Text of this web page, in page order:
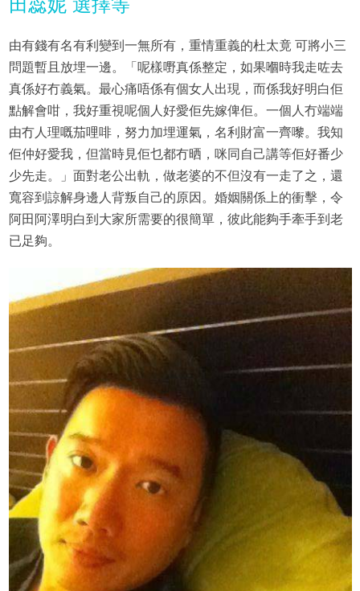
田蕊妮 選擇等
由有錢有名有利變到一無所有，重情重義的杜太竟 可將小三
問題暫且放埋一邊。「呢樣嘢真係整定，如果嗰時我走咗去
真係好冇義氣。最心痛唔係有個女人出現，而係我好明白佢
點解會咁，我好重視呢個人好愛佢先嫁俾佢。一個人冇端端
由冇人理嘅茄哩啡，努力加埋運氣，名利財富一齊嚟。我知
佢仲好愛我，但當時見佢乜都冇晒，咪同自己講等佢好番少
少先走。」面對老公出軌，做老婆的不但沒有一走了之，還
寬容到諒解身邊人背叛自己的原因。婚姻關係上的衝擊，令
阿田阿澤明白到大家所需要的很簡單，彼此能夠手牽手到老
已足夠。